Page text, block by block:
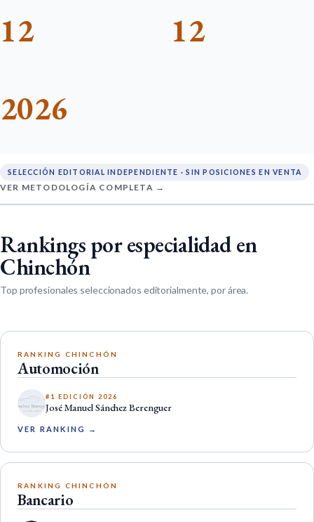
12 12
2026
SELECCIÓN EDITORIAL INDEPENDIENTE · SIN POSICIONES EN VENTA
VER METODOLOGÍA COMPLETA →
Rankings por especialidad en
Chinchón
Top profesionales seleccionados editorialmente, por área.
RANKING CHINCHÓN
Automoción
#1 EDICIÓN 2026
José Manuel Sánchez Berenguer
VER RANKING →
RANKING CHINCHÓN
Bancario